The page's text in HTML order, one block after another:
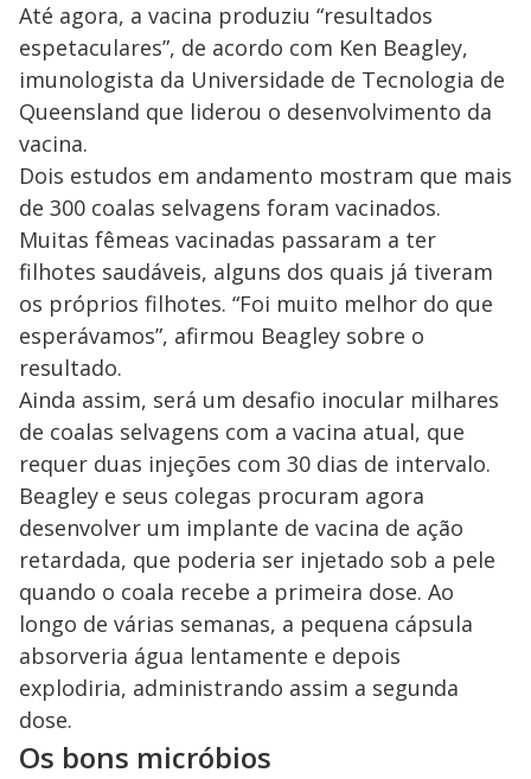
Até agora, a vacina produziu “resultados
espetaculares”, de acordo com Ken Beagley,
imunologista da Universidade de Tecnologia de
Queensland que liderou o desenvolvimento da
vacina.
Dois estudos em andamento mostram que mais
de 300 coalas selvagens foram vacinados.
Muitas fêmeas vacinadas passaram a ter
filhotes saudáveis, alguns dos quais já tiveram
os próprios filhotes. “Foi muito melhor do que
esperávamos”, afirmou Beagley sobre o
resultado.
Ainda assim, será um desafio inocular milhares
de coalas selvagens com a vacina atual, que
requer duas injeções com 30 dias de intervalo.
Beagley e seus colegas procuram agora
desenvolver um implante de vacina de ação
retardada, que poderia ser injetado sob a pele
quando o coala recebe a primeira dose. Ao
longo de várias semanas, a pequena cápsula
absorveria água lentamente e depois
explodiria, administrando assim a segunda
dose.
Os bons micróbios